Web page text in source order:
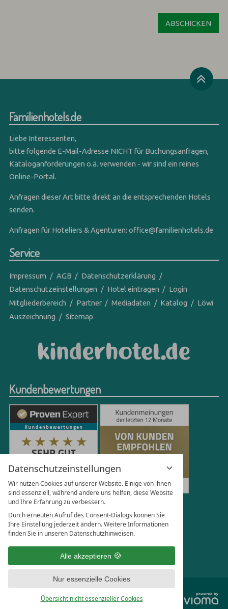
Datenschutzeinstellungen
Wir nutzen Cookies auf unserer Website. Einige von ihnen
sind essenziell, während andere uns helfen, diese Website
und Ihre Erfahrung zu verbessern.
Durch erneuten Aufruf des Consent-Dialogs können Sie
Ihre Einstellung jederzeit ändern. Weitere Informationen
finden Sie in unseren Datenschutzhinweisen.
Alle akzeptieren
Nur essenzielle Cookies
Übersicht nicht essenzieller Cookies
Familienhotels.de
Liebe Interessenten,
bitte folgende E-Mail-Adresse NICHT für Buchungsanfragen,
Kataloganforderungen o.ä. verwenden - wir sind ein reines
Online-Portal.
Anfragen dieser Art bitte direkt an die entsprechenden Hotels
senden.
Anfragen für Hoteliers & Agenturen:office@familienhotels.de
Service
Impressum AGB
Datenschutzerklärung
Datenschutzeinstellungen
Hotel eintragen
Login
Mitgliederbereich
Partner Mediadaten Katalog
Löwi
Auszeichnung
Sitemap
Kundenbewertungen